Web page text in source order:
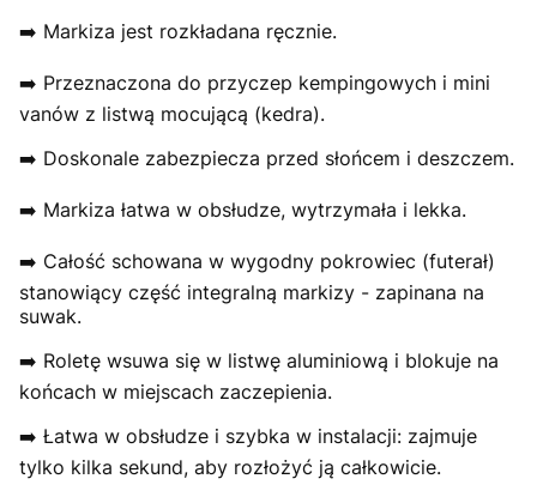
➡️ Markiza jest rozkładana ręcznie.
➡️ Przeznaczona do przyczep kempingowych i mini
vanów z listwą mocującą (kedra).
➡️ Doskonale zabezpiecza przed słońcem i deszczem.
➡️ Markiza łatwa w obsłudze, wytrzymała i lekka.
➡️ Całość schowana w wygodny pokrowiec (futerał)
stanowiący część integralną markizy - zapinana na
suwak.
➡️ Roletę wsuwa się w listwę aluminiową i blokuje na
końcach w miejscach zaczepienia.
➡️ Łatwa w obsłudze i szybka w instalacji: zajmuje
tylko kilka sekund, aby rozłożyć ją całkowicie.